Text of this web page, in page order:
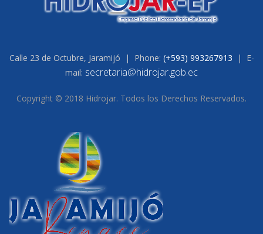
Calle 23 de Octubre, Jaramijó | Phone: (+593) 993267913 | E-
mail: secretaria@hidrojar.gob.ec
Copyright © 2018 Hidrojar. Todos los Derechos Reservados.